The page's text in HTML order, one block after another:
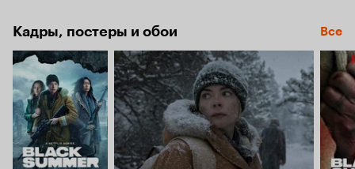
Кадры, постеры и обои Все